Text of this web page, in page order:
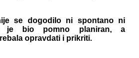
se dogodilo ni spontano ni
je bio pomno planiran, a
opravdati i prikriti.